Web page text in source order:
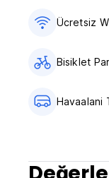
Ücretsiz
Bisiklet
Havaalani